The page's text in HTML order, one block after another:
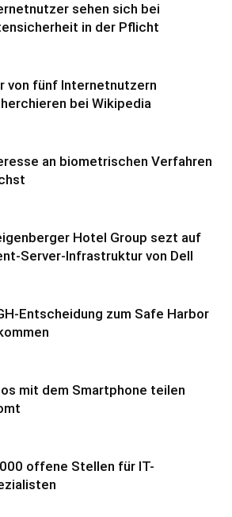
sehen sich bei
in der Pflicht
von fünf Internetnutzern
bei Wikipedia
an biometrischen Verfahren
Hotel Group sezt auf
Server-Infrastruktur von Dell
Entscheidung zum Safe Harbor
mit dem Smartphone teilen
offene Stellen für IT-